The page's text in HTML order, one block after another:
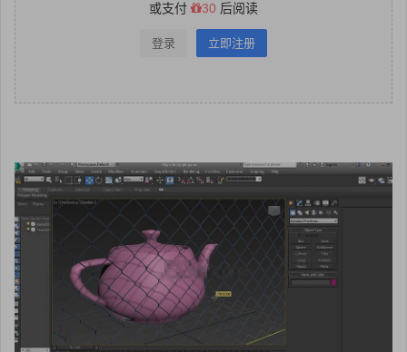
或支付 30 后阅读
登录 立即注册